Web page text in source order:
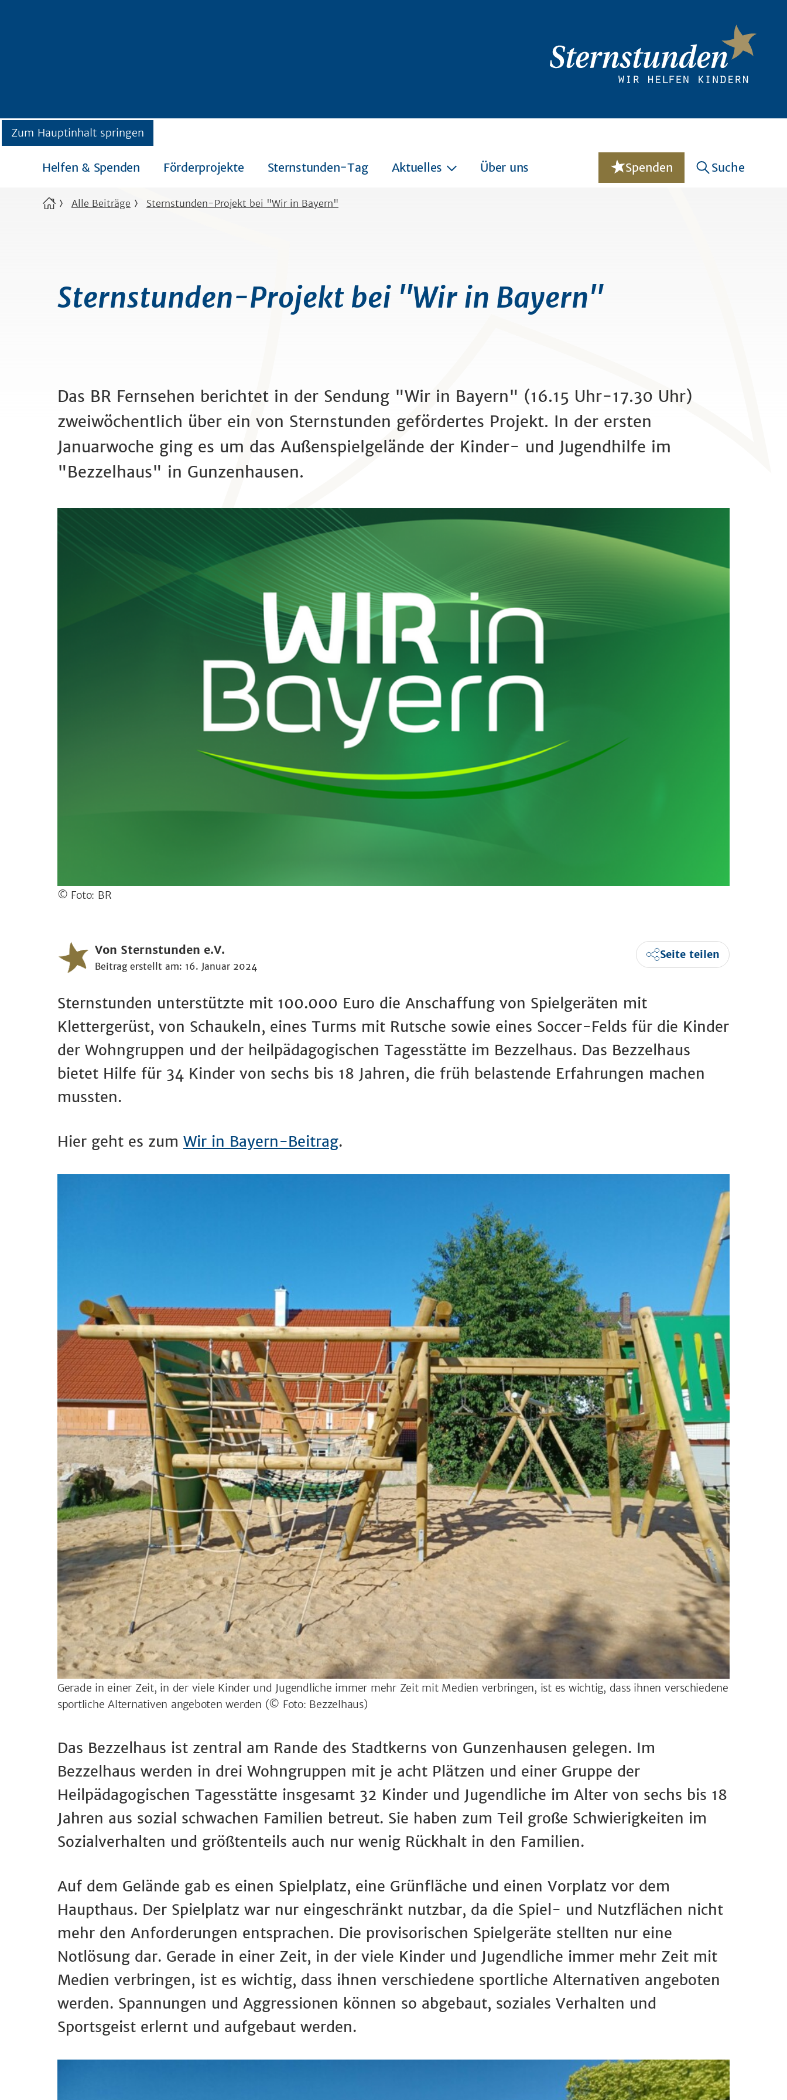
Zum Hauptinhalt springen
Helfen & Spenden Förderprojekte Sternstunden-Tag Aktuelles Über uns Spenden Suche
Alle Beiträge Sternstunden-Projekt bei "Wir in Bayern"
Sternstunden-Projekt bei "Wir in Bayern"
Das BR Fernsehen berichtet in der Sendung "Wir in Bayern" (16.15 Uhr-17.30 Uhr)
zweiwöchentlich über ein von Sternstunden gefördertes Projekt. In der ersten
Januarwoche ging es um das Außenspielgelände der Kinder- und Jugendhilfe im
"Bezzelhaus" in Gunzenhausen.
© Foto: BR
Von Sternstunden e.V.
Beitrag erstellt am: 16. Januar 2024
Seite teilen
Sternstunden unterstützte mit 100.000 Euro die Anschaffung von Spielgeräten mit
Klettergerüst, von Schaukeln, eines Turms mit Rutsche sowie eines Soccer-Felds für die Kinder
der Wohngruppen und der heilpädagogischen Tagesstätte im Bezzelhaus. Das Bezzelhaus
bietet Hilfe für 34 Kinder von sechs bis 18 Jahren, die früh belastende Erfahrungen machen
mussten.
Hier geht es zum Wir in Bayern-Beitrag.
Gerade in einer Zeit, in der viele Kinder und Jugendliche immer mehr Zeit mit Medien verbringen, ist es wichtig, dass ihnen verschiedene
sportliche Alternativen angeboten werden (© Foto: Bezzelhaus)
Das Bezzelhaus ist zentral am Rande des Stadtkerns von Gunzenhausen gelegen. Im
Bezzelhaus werden in drei Wohngruppen mit je acht Plätzen und einer Gruppe der
Heilpädagogischen Tagesstätte insgesamt 32 Kinder und Jugendliche im Alter von sechs bis 18
Jahren aus sozial schwachen Familien betreut. Sie haben zum Teil große Schwierigkeiten im
Sozialverhalten und größtenteils auch nur wenig Rückhalt in den Familien.
Auf dem Gelände gab es einen Spielplatz, eine Grünfläche und einen Vorplatz vor dem
Haupthaus. Der Spielplatz war nur eingeschränkt nutzbar, da die Spiel- und Nutzflächen nicht
mehr den Anforderungen entsprachen. Die provisorischen Spielgeräte stellten nur eine
Notlösung dar. Gerade in einer Zeit, in der viele Kinder und Jugendliche immer mehr Zeit mit
Medien verbringen, ist es wichtig, dass ihnen verschiedene sportliche Alternativen angeboten
werden. Spannungen und Aggressionen können so abgebaut, soziales Verhalten und
Sportsgeist erlernt und aufgebaut werden.